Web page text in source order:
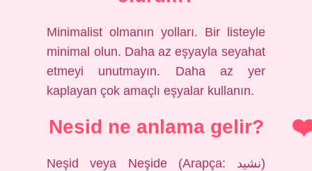
Minimalist olmanın yolları. Bir listeyle
minimal olun. Daha az eşyayla seyahat
etmeyi unutmayın. Daha az yer
kaplayan çok amaçlı eşyalar kullanın.
Nesid ne anlama gelir?
Neşid veya Neşide (Arapça: نشید)